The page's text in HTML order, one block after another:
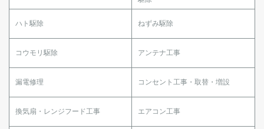
ハト駆除 ねずみ駆除
コウモリ駆除 アンテナ工事
漏電修理 コンセント工事・取替・増設
換気扇・レンジフード工事 エアコン工事